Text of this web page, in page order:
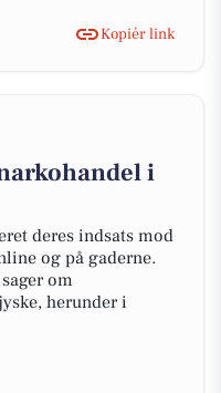
Kopiér link
i
deres indsats mod
og på gaderne.
om
herunder i